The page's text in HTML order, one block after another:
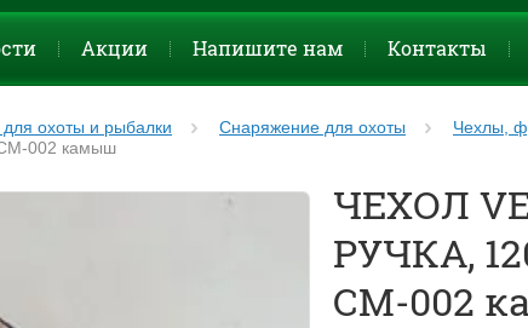
Акции Напишите нам Контакты
для охоты и рыбалки Снаряжение для охоты Чехлы,
002 камыш
ЧЕХОЛ
РУЧКА,
СМ-002